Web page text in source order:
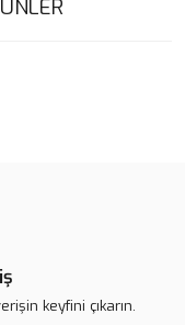
formunu kullanarak
Pil Kutusu - 4'lü
keyfini çıkarın.